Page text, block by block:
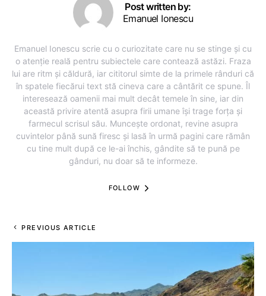
Post written by:
Emanuel Ionescu
Emanuel Ionescu scrie cu o curiozitate care nu se stinge și cu
o atenție reală pentru subiectele care contează astăzi. Fraza
lui are ritm și căldură, iar cititorul simte de la primele rânduri că
în spatele fiecărui text stă cineva care a cântărit ce spune. Îl
interesează oamenii mai mult decât temele în sine, iar din
această privire atentă asupra firii umane își trage forța și
farmecul scrisul său. Muncește ordonat, revine asupra
cuvintelor până sună firesc și lasă în urmă pagini care rămân
cu tine mult după ce le-ai închis, gândite să te pună pe
gânduri, nu doar să te informeze.
FOLLOW
PREVIOUS ARTICLE